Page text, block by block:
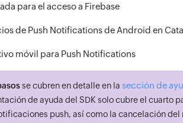
para el acceso a Firebase
de Push Notifications de Android en
móvil para Push Notifications
se cubren en detalle en la sección de
de ayuda del SDK solo cubre el cuarto
push, así como la cancelación